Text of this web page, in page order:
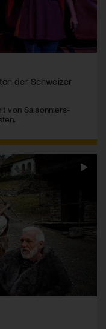
der Schweizer
von Saisonniers-